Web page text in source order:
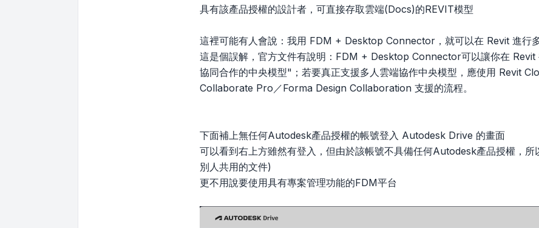
具有該產品授權的設計者，可直接存取雲端(Docs)的REVIT模型
這裡可能有人會說：我用 FDM + Desktop Connector，就可以在 Revit 進行
這是個誤解，官方文件有說明：FDM + Desktop Connector可以讓你在 Revit
協同合作的中央模型"；若要真正支援多人雲端協作中央模型，應使用 Revit
Collaborate Pro／Forma Design Collaboration 支援的流程。
下面補上無任何Autodesk產品授權的帳號登入 Autodesk Drive 的畫面
可以看到右上方雖然有登入，但由於該帳號不具備任何Autodesk產品授權，
別人共用的文件)
更不用說要使用具有專案管理功能的FDM平台